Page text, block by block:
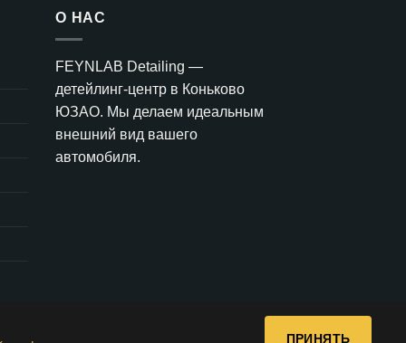
О НАС
FEYNLAB Detailing —
детейлинг-центр в Коньково
ЮЗАО. Мы делаем идеальным
внешний вид вашего
автомобиля.
ПРИНЯТЬ